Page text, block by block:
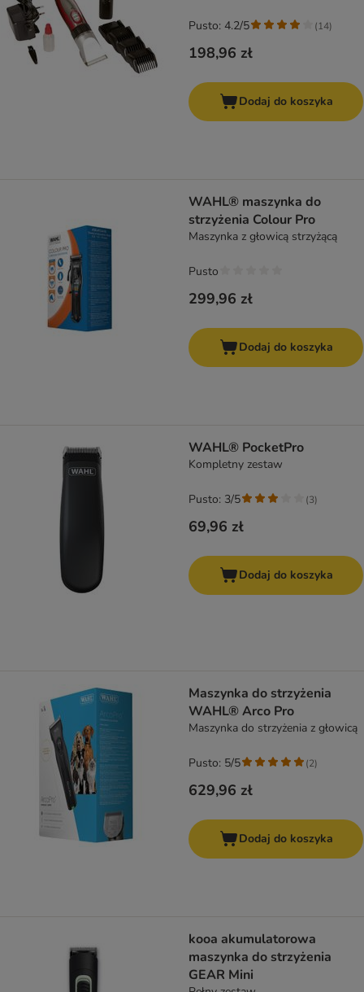
198,96 zł
Pusto: 4.2/5 (14)
Dodaj do koszyka
WAHL® maszynka do
strzyżenia Colour Pro
Maszynka z głowicą strzyżącą
299,96 zł
Pusto
Dodaj do koszyka
WAHL® PocketPro
Kompletny zestaw
69,96 zł
Pusto: 3/5 (3)
Dodaj do koszyka
Maszynka do strzyżenia
WAHL® Arco Pro
Maszynka do strzyżenia z głowicą
629,96 zł
Pusto: 5/5 (2)
Dodaj do koszyka
kooa akumulatorowa
maszynka do strzyżenia
GEAR Mini